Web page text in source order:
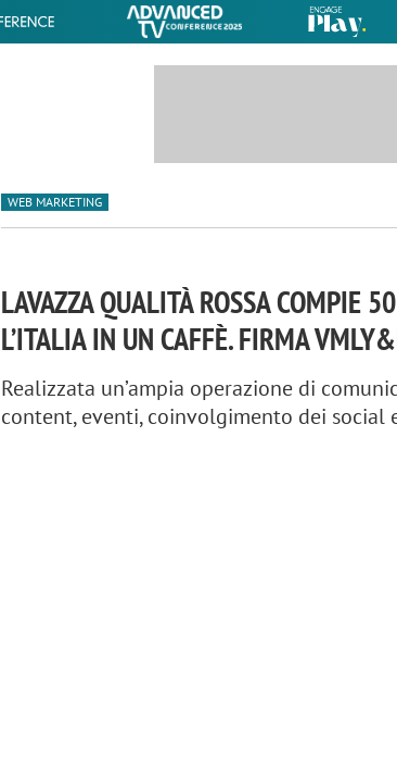
WEB MARKETING
LAVAZZA QUALITÀ ROSSA COMPIE
L’ITALIA IN UN CAFFÈ. FIRMA
Realizzata un’ampia operazione di
content, eventi, coinvolgimento dei social